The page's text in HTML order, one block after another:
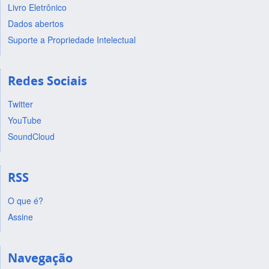
Livro Eletrônico
Dados abertos
Suporte a Propriedade Intelectual
Redes Sociais
Twitter
YouTube
SoundCloud
RSS
O que é?
Assine
Navegação